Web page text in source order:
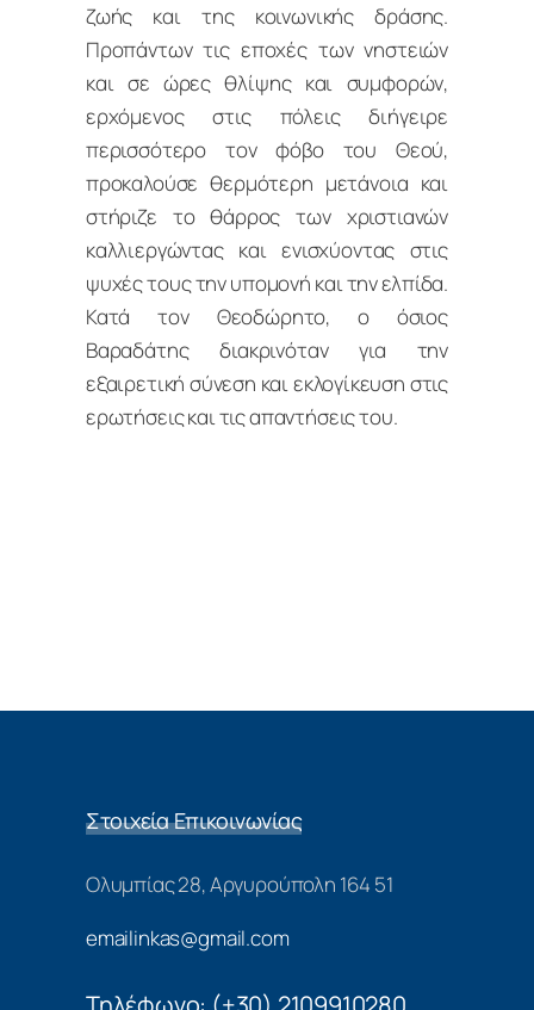
ζωής και της κοινωνικής δράσης.
Προπάντων τις εποχές των νηστειών
και σε ώρες θλίψης και συμφορών,
ερχόμενος στις πόλεις διήγειρε
περισσότερο τον φόβο του Θεού,
προκαλούσε θερμότερη μετάνοια και
στήριζε το θάρρος των χριστιανών
καλλιεργώντας και ενισχύοντας στις
ψυχές τους την υπομονή και την ελπίδα.
Κατά τον Θεοδώρητο, ο όσιος
Βαραδάτης διακρινόταν για την
εξαιρετική σύνεση και εκλογίκευση στις
ερωτήσεις και τις απαντήσεις του.
Στοιχεία Επικοινωνίας
Ολυμπίας 28, Αργυρούπολη 164 51
emailinkas@gmail.com